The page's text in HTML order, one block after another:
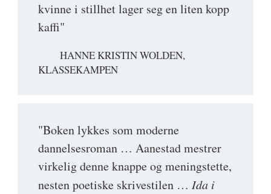
kvinne i stillhet lager seg en liten kopp
kaffi"
HANNE KRISTIN WOLDEN,
KLASSEKAMPEN
"Boken lykkes som moderne
dannelsesroman … Aanestad mestrer
virkelig denne knappe og meningstette,
nesten poetiske skrivestilen … Ida i